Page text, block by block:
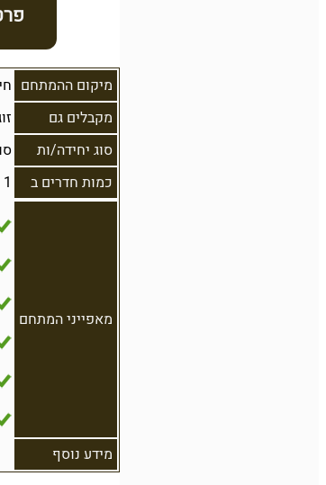
מיקום ההמתחם
מקבלים גם
סוג יחידה/ות
כמות חדרים ב
1
מאפייני המתחם
מידע נוסף